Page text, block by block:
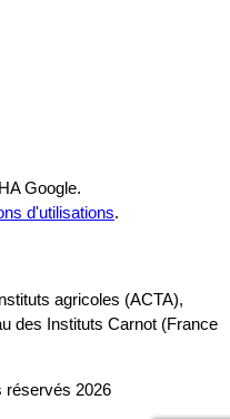
Google.
d'utilisations.
agricoles (ACTA),
des Instituts Carnot (France
réservés 2026